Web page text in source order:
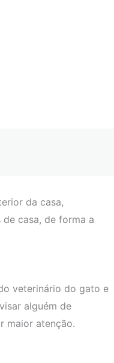
da casa,
casa, de forma a
veterinário do gato e
alguém de
maior atenção.